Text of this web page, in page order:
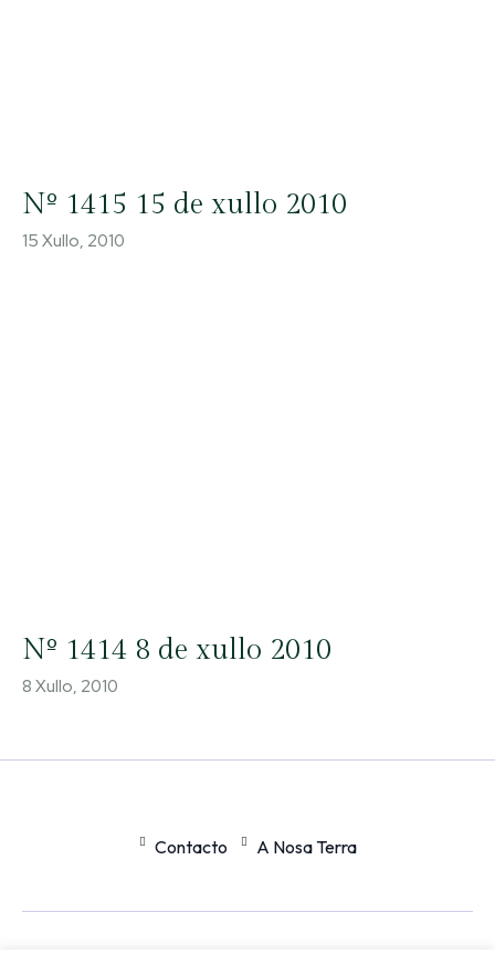
Nº 1415 15 de xullo 2010
15 Xullo, 2010
Nº 1414 8 de xullo 2010
8 Xullo, 2010
Contacto A Nosa Terra